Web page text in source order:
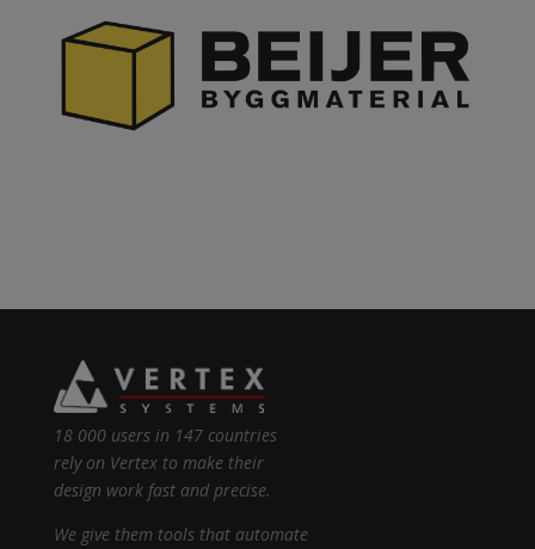
18 000 users in 147 countries
rely on Vertex to make their
design work fast and precise.
We give them tools that automate